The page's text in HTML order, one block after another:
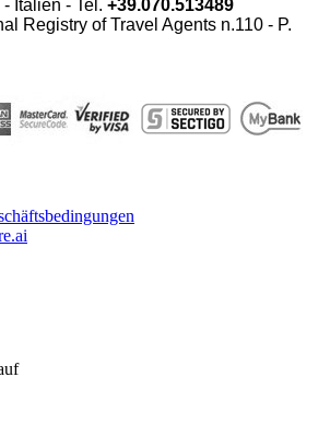
Italien - Tel. +39.070.513489
Registry of Travel Agents n.110 - P.